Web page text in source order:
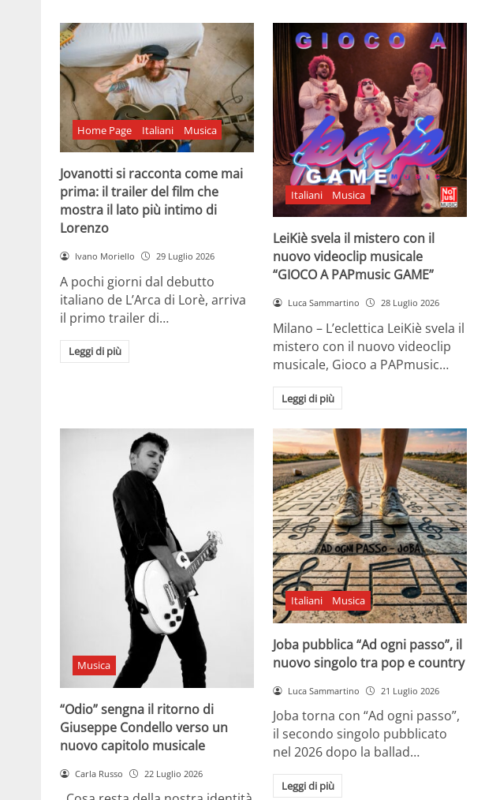
Home Page Italiani Musica
Jovanotti si racconta come mai
prima: il trailer del film che
mostra il lato più intimo di
Lorenzo
Ivano Moriello 29 Luglio 2026
A pochi giorni dal debutto
italiano de L’Arca di Lorè, arriva
il primo trailer di…
Leggi di più
Italiani Musica
LeiKiè svela il mistero con il
nuovo videoclip musicale
“GIOCO A PAPmusic GAME”
Luca Sammartino 28 Luglio 2026
Milano – L’eclettica LeiKiè svela il
mistero con il nuovo videoclip
musicale, Gioco a PAPmusic…
Leggi di più
Musica
“Odio” sengna il ritorno di
Giuseppe Condello verso un
nuovo capitolo musicale
Carla Russo 22 Luglio 2026
Italiani Musica
Joba pubblica “Ad ogni passo”, il
nuovo singolo tra pop e country
Luca Sammartino 21 Luglio 2026
Joba torna con “Ad ogni passo”,
il secondo singolo pubblicato
nel 2026 dopo la ballad…
Leggi di più